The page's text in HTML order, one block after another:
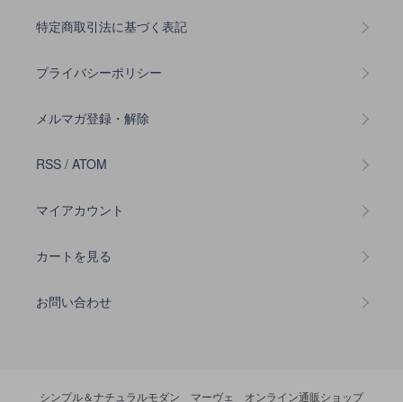
特定商取引法に基づく表記
プライバシーポリシー
メルマガ登録・解除
RSS / ATOM
マイアカウント
カートを見る
お問い合わせ
シンプル＆ナチュラルモダン マーヴェ オンライン通販ショップ